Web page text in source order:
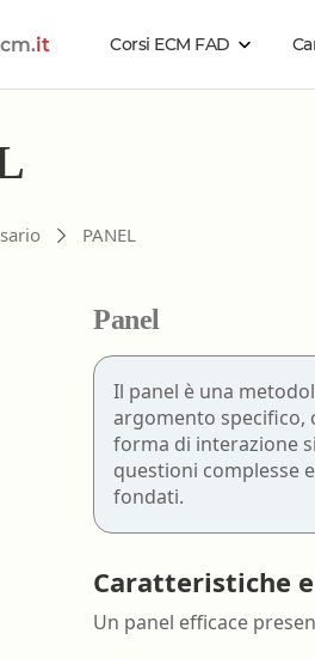
it Corsi ECM FAD
Generale
Educatore professionale
Farmacia territoriale
della salute
validità corsi ECM
Rimborso corsi ECM
problemi
accesso ebookecm.it
Recupero email
Sostituzione password
- Domande frequenti
o altro
PANEL
Panel
Il panel è una
argomento specifico,
forma di interazione
questioni complesse
fondati.
Caratteristiche
Un panel efficace